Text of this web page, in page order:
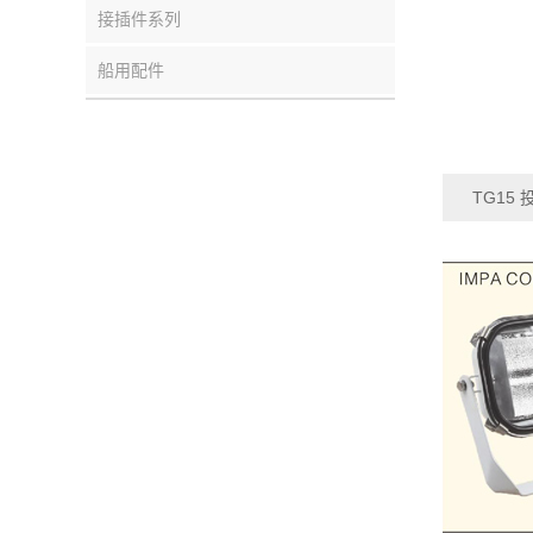
接插件系列
船用配件
TG15